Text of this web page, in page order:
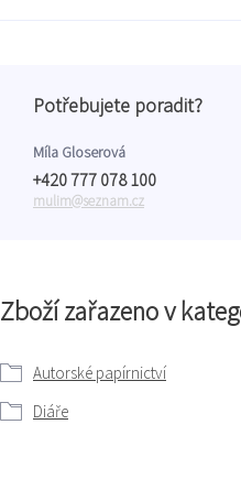
Zboží zařazeno v
Autorské papírnictví
Diáře
Potřebujete poradit?
Míla Gloserová
+420 777 078 100
mulim@seznam.cz